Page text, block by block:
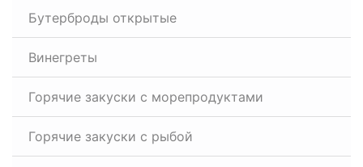
Бутерброды открытые
Винегреты
Горячие закуски с морепродуктами
Горячие закуски с рыбой